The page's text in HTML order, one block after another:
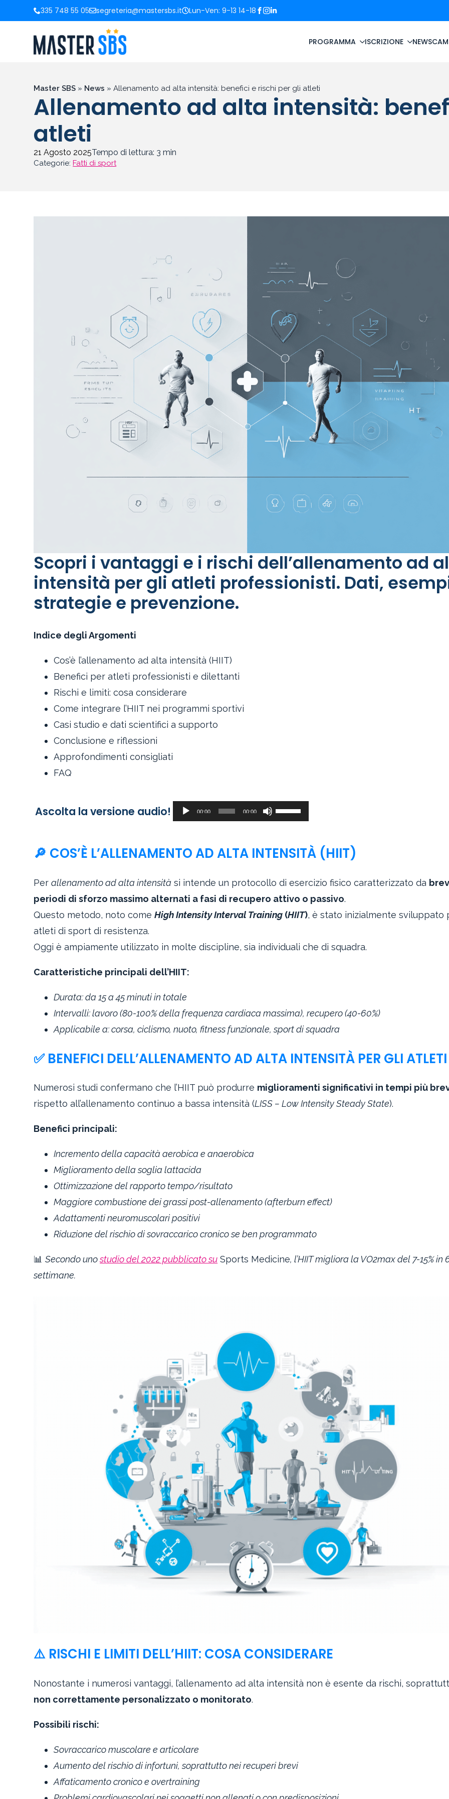
335 748 55 05 segreteria@mastersbs.it Lun-Ven: 9-13 14-18
PROGRAMMA ISCRIZIONE NEWS
Master SBS » News » Allenamento ad alta intensità: benefici e rischi per gli atleti
Allenamento ad alta intensità:
atleti
21 Agosto 2025Tempo di lettura: 3 min
Categorie:Fatti di sport
Scopri i vantaggi e i rischi dell’allenamento ad
intensità per gli atleti professionisti. Dati,
strategie e prevenzione.
Indice degli Argomenti
Cos’è l’allenamento ad alta intensità (HIIT)
Benefici per atleti professionisti e dilettanti
Rischi e limiti: cosa considerare
Come integrare l’HIIT nei programmi sportivi
Casi studio e dati scientifici a supporto
Conclusione e riflessioni
Approfondimenti consigliati
FAQ
Ascolta la versione audio!
Audio
Player
00:00 00:00
Usa
freccia
aumentare
o
🔎 COS’È L’ALLENAMENTO AD ALTA INTENSITÀ (HIIT)
Perallenamento ad alta intensità si intende un protocollo di esercizio fisico caratterizzato da
periodi di sforzo massimo alternati a fasi di recupero attivo o passivo.
Questo metodo, noto comeHigh Intensity Interval Training (HIIT), è stato inizialmente sviluppato
atleti di sport di resistenza.
Oggi è ampiamente utilizzato in molte discipline, sia individuali che di squadra.
Caratteristiche principali dell’HIIT:
Durata: da 15 a 45 minuti in totale
Intervalli: lavoro (80-100% della frequenza cardiaca massima), recupero (40-60%)
Applicabile a: corsa, ciclismo, nuoto, fitness funzionale, sport di squadra
✅ BENEFICI DELL’ALLENAMENTO AD ALTA INTENSITÀ PER GLI ATLETI
Numerosi studi confermano che l’HIIT può produrre miglioramenti significativi in tempi più
rispetto all’allenamento continuo a bassa intensità (LISS – Low Intensity Steady State).
Benefici principali:
Incremento della capacità aerobica e anaerobica
Miglioramento della soglia lattacida
Ottimizzazione del rapporto tempo/risultato
Maggiore combustione dei grassi post-allenamento (afterburn effect)
Adattamenti neuromuscolari positivi
Riduzione del rischio di sovraccarico cronico se ben programmato
📊Secondo unostudio del 2022 pubblicato su Sports Medicine, l’HIIT migliora la VO2max del 7-15% in
settimane.
⚠️ RISCHI E LIMITI DELL’HIIT: COSA CONSIDERARE
Nonostante i numerosi vantaggi, l’allenamento ad alta intensità non è esente da rischi,
non correttamente personalizzato o monitorato.
Possibili rischi:
Sovraccarico muscolare e articolare
Aumento del rischio di infortuni, soprattutto nei recuperi brevi
Affaticamento cronico e overtraining